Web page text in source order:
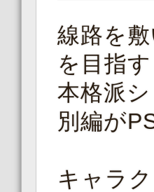
線路を
を目指す
本格派
別編が
キャラ